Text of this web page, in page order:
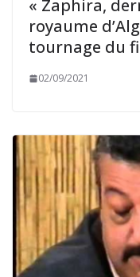
« Zaphira,
royaume
tournage du
02/09/2021